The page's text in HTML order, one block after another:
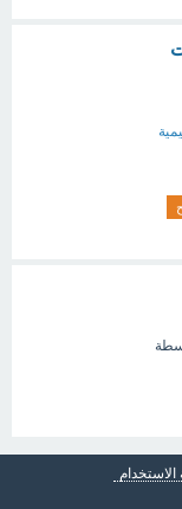
الاستخدام